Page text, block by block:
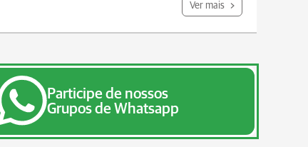
Ver mais
Participe de nossos
Grupos de Whatsapp